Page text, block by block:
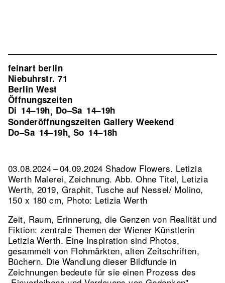
feinart berlin
Niebuhrstr. 71
Berlin West
Öffnungszeiten
Di 14–19h, Do–Sa 14–19h
Sonderöffnungszeiten Gallery Weekend
Do–Sa 14–19h, So 14–18h
03.08.2024 – 04.09.2024 Shadow Flowers. Letizia
Werth Malerei, Zeichnung.Abb. Ohne Titel, Letizia
Werth, 2019, Graphit, Tusche auf Nessel/ Molino,
150 x 180 cm, Photo: Letizia Werth
Zeit, Raum, Erinnerung, die Genzen von Realität und
Fiktion: zentrale Themen der Wiener Künstlerin
Letizia Werth. Eine Inspiration sind Photos,
gesammelt von Flohmärkten, alten Zeitschriften,
Büchern. Die Wandlung dieser Bildfunde in
Zeichnungen bedeute für sie einen Prozess des